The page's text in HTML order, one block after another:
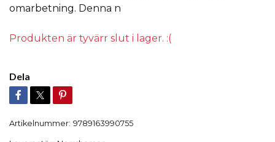
omarbetning. Denna n
Produkten är tyvärr slut i lager. :(
Dela
Artikelnummer: 9789163990755